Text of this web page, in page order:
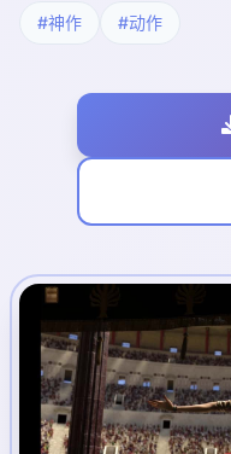
#神作 #动作